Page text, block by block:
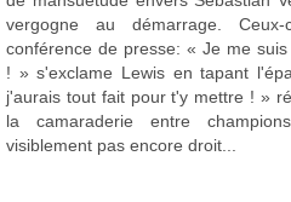
vergogne au démarrage.
conférence de presse: « Je me
! » s'exclame Lewis en tapant
j'aurais tout fait pour t'y mettre ! »
la camaraderie entre
visiblement pas encore droit...